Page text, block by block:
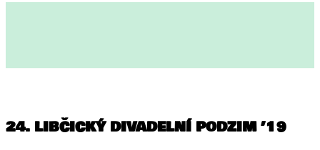
24. LIBČICKÝ DIVADELNÍ PODZIM ’19